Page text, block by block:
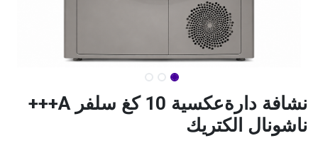
نشافة دارةعكسية 10 كغ سلفر A+++
ناشونال الكتريك